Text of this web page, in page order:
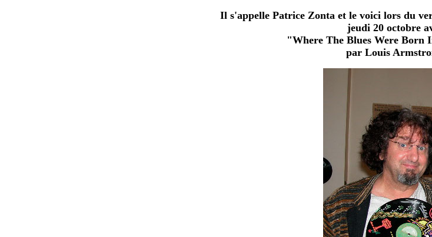
Il s'appelle Patrice Zonta et le voici lors du
jeudi 20 octobre
"Where The Blues Were Born
par Louis